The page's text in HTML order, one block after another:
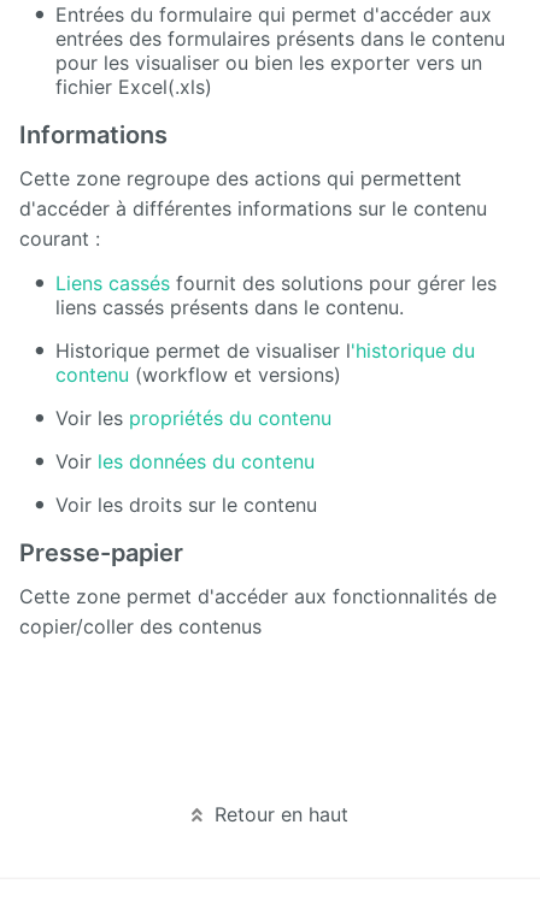
Entrées du formulaire qui permet d'accéder aux
entrées des formulaires présents dans le contenu
pour les visualiser ou bien les exporter vers un
fichier Excel(.xls)
Informations
Cette zone regroupe des actions qui permettent
d'accéder à différentes informations sur le contenu
courant :
Liens cassés fournit des solutions pour gérer les
liens cassés présents dans le contenu.
Historique permet de visualiser l'historique du
contenu (workflow et versions)
Voir les propriétés du contenu
Voir les données du contenu
Voir les droits sur le contenu
Presse-papier
Cette zone permet d'accéder aux fonctionnalités de
copier/coller des contenus
Retour en haut